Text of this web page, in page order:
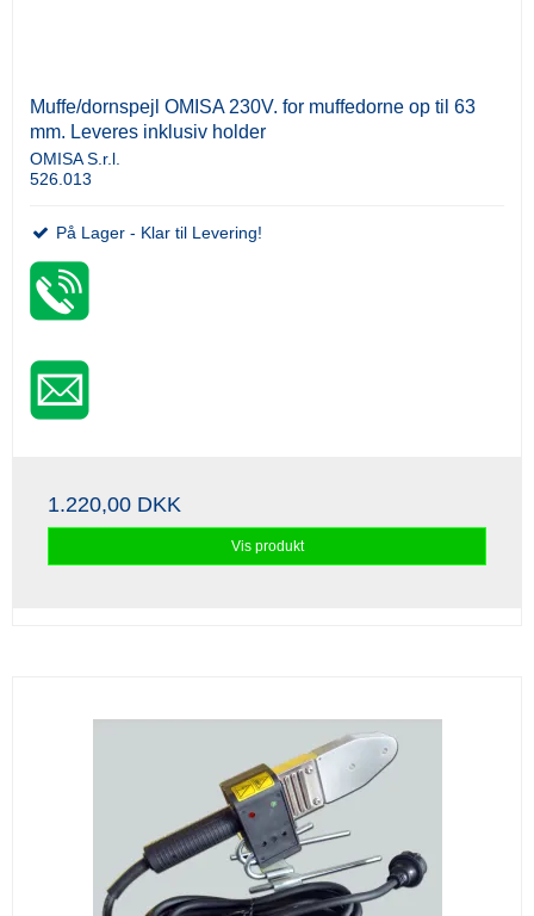
Muffe/dornspejl OMISA 230V. for muffedorne op til 63
mm. Leveres inklusiv holder
OMISA S.r.l.
526.013
På Lager - Klar til Levering!
1.220,00 DKK
Vis produkt